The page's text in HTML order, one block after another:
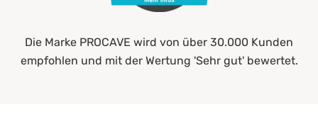
Die Marke PROCAVE wird von über 30.000 Kunden
empfohlen und mit der Wertung 'Sehr gut' bewertet.